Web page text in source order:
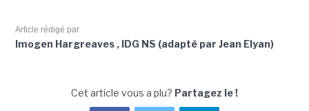
Article rédigé par
Imogen Hargreaves , IDG NS (adapté par Jean Elyan)
Cet article vous a plu? Partagez le !